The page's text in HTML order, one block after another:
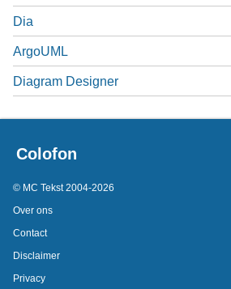
Dia
ArgoUML
Diagram Designer
Colofon
© MC Tekst 2004-2026
Over ons
Contact
Disclaimer
Privacy